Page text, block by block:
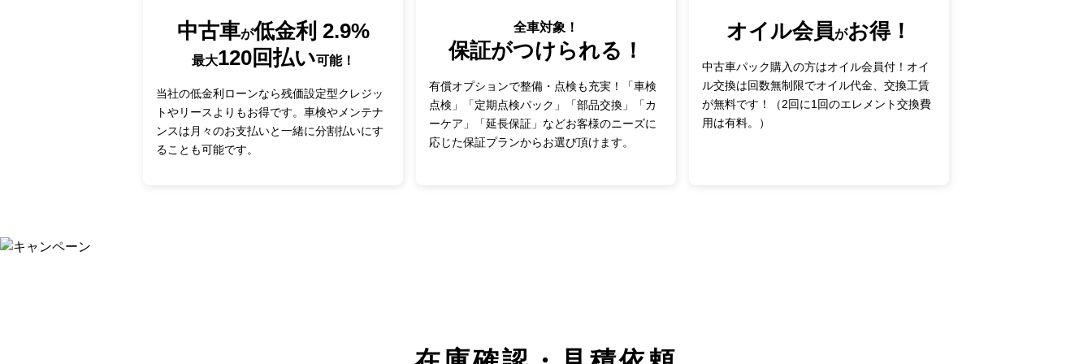
中古車が低金利 2.9%
最大120回払い可能！
当社の低金利ローンなら残価設定型クレジッ
トやリースよりもお得です。車検やメンテナ
ンスは月々のお支払いと一緒に分割払いにす
ることも可能です。
全車対象！
保証がつけられる！
有償オプションで整備・点検も充実！「車検
点検」「定期点検パック」「部品交換」「カ
ーケア」「延長保証 」などお客様のニーズに
応じた保証プランからお選び頂けます。
オイル会員がお得！
中古車パック購入の方はオイル会員付！オイ
ル交換は回数無制限でオイル代金、交換工賃
が無料です！
（2回に1回のエレメント交換費
用は有料。）